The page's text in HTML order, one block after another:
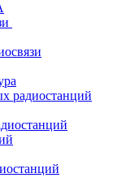
радиостанций